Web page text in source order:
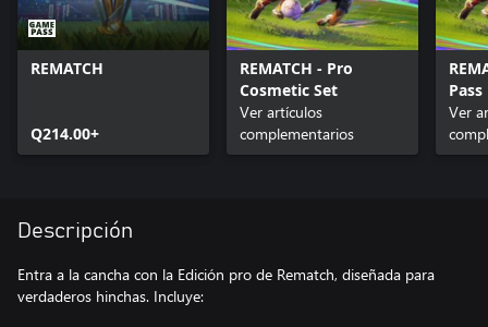
REMATCH
Q214.00+
REMATCH - Pro
Cosmetic Set
Ver artículos
complementarios
Ver
Descripción
Entra a la cancha con la Edición pro de Rematch, diseñada para
verdaderos hinchas. Incluye: